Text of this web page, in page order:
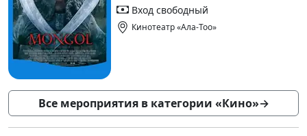
Вход свободный
Кинотеатр «Ала-Тоо»
Все мероприятия в категории «Кино»→